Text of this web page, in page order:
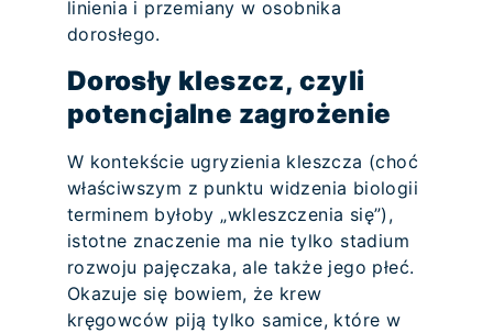
linienia i przemiany w osobnika
dorosłego.
Dorosły kleszcz, czyli
potencjalne zagrożenie
W kontekście ugryzienia kleszcza (choć
właściwszym z punktu widzenia biologii
terminem byłoby „wkleszczenia się”),
istotne znaczenie ma nie tylko stadium
rozwoju pajęczaka, ale także jego płeć.
Okazuje się bowiem, że krew
kręgowców piją tylko samice, które w